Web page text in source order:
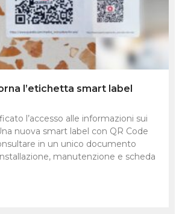
l’etichetta smart label
l’accesso alle informazioni sui
nuova smart label con QR Code
in un unico documento
manutenzione e scheda